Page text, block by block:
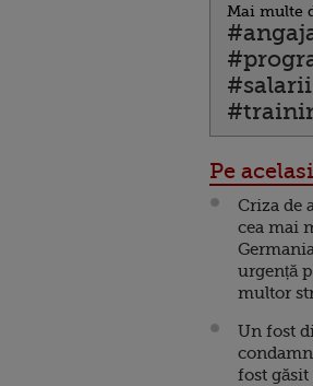
Mai multe
#salarii
Pe
Criza de
cea mai
urgență
multor
Un fost
fost